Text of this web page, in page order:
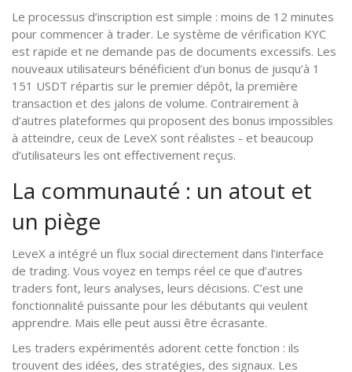
Le processus d’inscription est simple : moins de 12 minutes
pour commencer à trader. Le système de vérification KYC
est rapide et ne demande pas de documents excessifs. Les
nouveaux utilisateurs bénéficient d’un bonus de jusqu’à 1
151 USDT répartis sur le premier dépôt, la première
transaction et des jalons de volume. Contrairement à
d’autres plateformes qui proposent des bonus impossibles
à atteindre, ceux de LeveX sont réalistes - et beaucoup
d’utilisateurs les ont effectivement reçus.
La communauté : un atout et
un piège
LeveX a intégré un flux social directement dans l’interface
de trading. Vous voyez en temps réel ce que d’autres
traders font, leurs analyses, leurs décisions. C’est une
fonctionnalité puissante pour les débutants qui veulent
apprendre. Mais elle peut aussi être écrasante.
Les traders expérimentés adorent cette fonction : ils
trouvent des idées, des stratégies, des signaux. Les